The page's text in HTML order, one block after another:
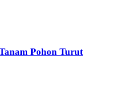
Pohon Turut